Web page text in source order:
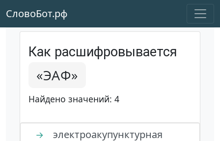
СловоБот.рф
Как расшифровывается
«ЭАФ»
Найдено значений: 4
→
электроакупунктурная